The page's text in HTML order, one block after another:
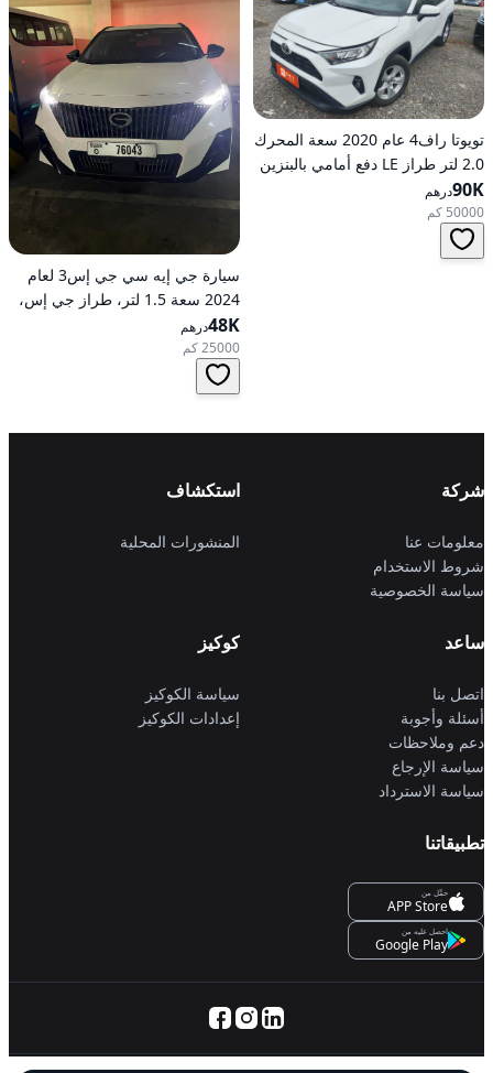
تويوتا راف4 عام 2020 سعة المحرك
2.0 لتر طراز LE دفع أمامي بالبنزين
أوتوماتيكي
90Kدرهم
50000 كم
سيارة جي إيه سي جي إس3 لعام
2024 سعة 1.5 لتر، طراز جي إس،
تعمل بالبنزين، ناقل حركة
أوتوماتيكي، دفع أمامي
48Kدرهم
25000 كم
شركة
معلومات عنا
شروط الاستخدام
سياسة الخصوصية
استكشاف
المنشورات المحلية
ساعد
اتصل بنا
أسئلة وأجوبة
دعم وملاحظات
سياسة الإرجاع
سياسة الاسترداد
كوكيز
سياسة الكوكيز
إعدادات الكوكيز
تطبيقاتنا
حمِّل من
APP Store
احصل عليه من
Google Play